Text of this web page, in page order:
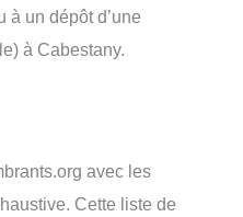
à un dépôt d’une
à Cabestany.
avec les
Cette liste de